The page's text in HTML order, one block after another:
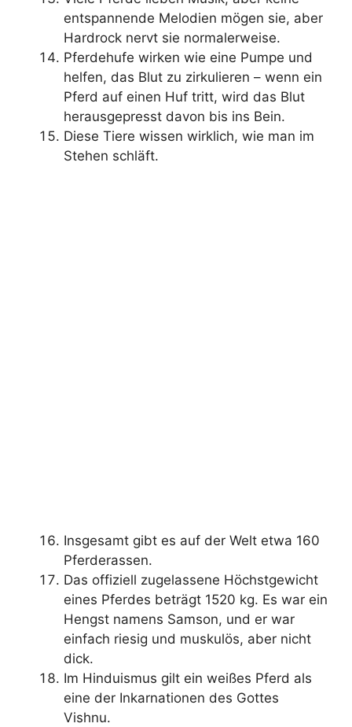
entspannende Melodien mögen sie, aber
Hardrock nervt sie normalerweise.
Pferdehufe wirken wie eine Pumpe und
helfen, das Blut zu zirkulieren – wenn ein
Pferd auf einen Huf tritt, wird das Blut
herausgepresst davon bis ins Bein.
Diese Tiere wissen wirklich, wie man im
Stehen schläft.
Insgesamt gibt es auf der Welt etwa 160
Pferderassen.
Das offiziell zugelassene Höchstgewicht
eines Pferdes beträgt 1520 kg. Es war ein
Hengst namens Samson, und er war
einfach riesig und muskulös, aber nicht
dick.
Im Hinduismus gilt ein weißes Pferd als
eine der Inkarnationen des Gottes
Vishnu.